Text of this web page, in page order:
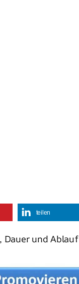
teilen
und Ablauf